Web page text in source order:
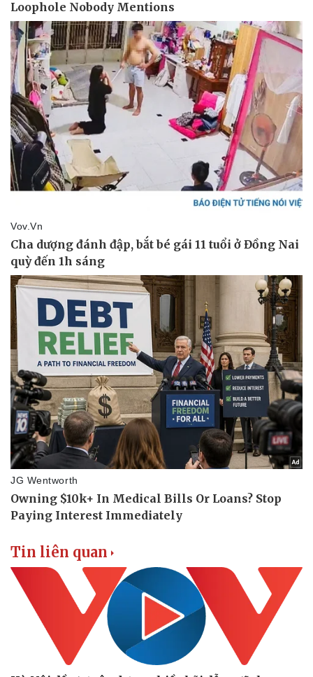
Thể thao
Bóng đá
Lịch thi đấu bóng đá
Thế giới thể thao
Hậu trường
Ô tô - Xe máy
Xe máy
Tin liên quan